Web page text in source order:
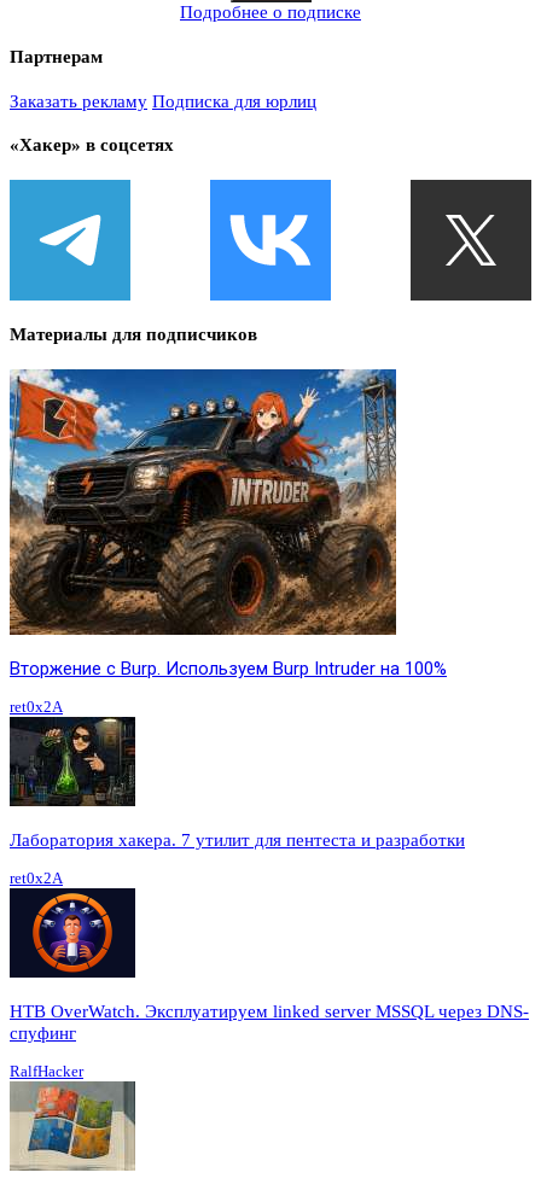
Подробнее о подписке
Партнерам
Заказать рекламу Подписка для юрлиц
«Хакер» в соцсетях
Материалы для подписчиков
Вторжение с Burp. Используем Burp Intruder на 100%
ret0x2A
Лаборатория хакера. 7 утилит для пентеста и разработки
ret0x2A
HTB OverWatch. Эксплуатируем linked server MSSQL через DNS-
спуфинг
RalfHacker